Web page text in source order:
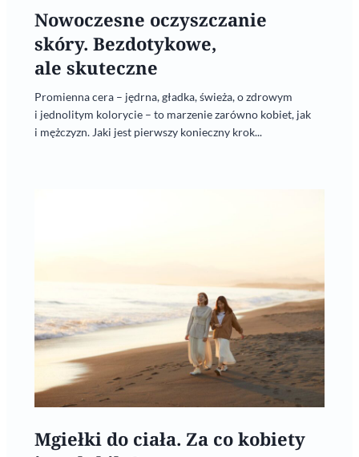
Nowoczesne oczyszczanie
skóry. Bezdotykowe,
ale skuteczne
Promienna cera – jędrna, gładka, świeża, o zdrowym
i jednolitym kolorycie – to marzenie zarówno kobiet, jak
i mężczyzn. Jaki jest pierwszy konieczny krok...
Mgiełki do ciała. Za co kobiety